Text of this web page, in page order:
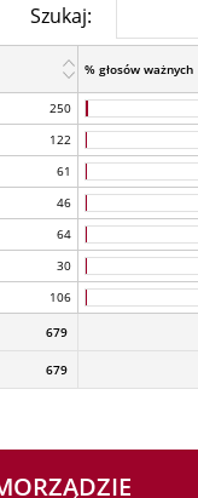
Szukaj:
% głosów ważnych
250
122
61
46
64
30
106
679
679